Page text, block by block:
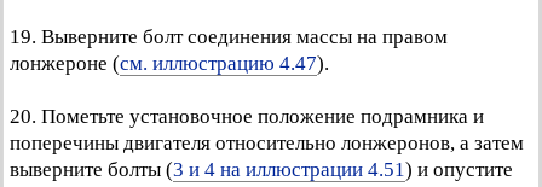
19. Выверните болт соединения массы на правом
лонжероне (см. иллюстрацию 4.47).
20. Пометьте установочное положение подрамника и
поперечины двигателя относительно лонжеронов, а затем
выверните болты (3 и 4 на иллюстрации 4.51) и опустите